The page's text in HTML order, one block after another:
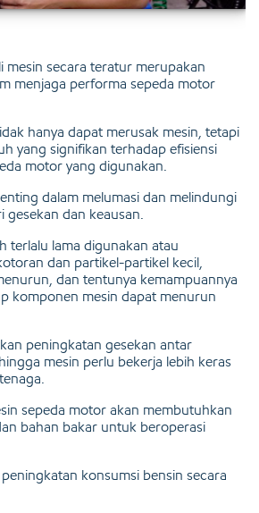
mesin secara teratur merupakan
menjaga performa sepeda motor
hanya dapat merusak mesin, tetapi
yang signifikan terhadap efisiensi
motor yang digunakan.
dalam melumasi dan melindungi
dan keausan.
terlalu lama digunakan atau
dan partikel-partikel kecil,
dan tentunya kemampuannya
komponen mesin dapat menurun
peningkatan gesekan antar
mesin perlu bekerja lebih keras
sepeda motor akan membutuhkan
bahan bakar untuk beroperasi
konsumsi bensin secara